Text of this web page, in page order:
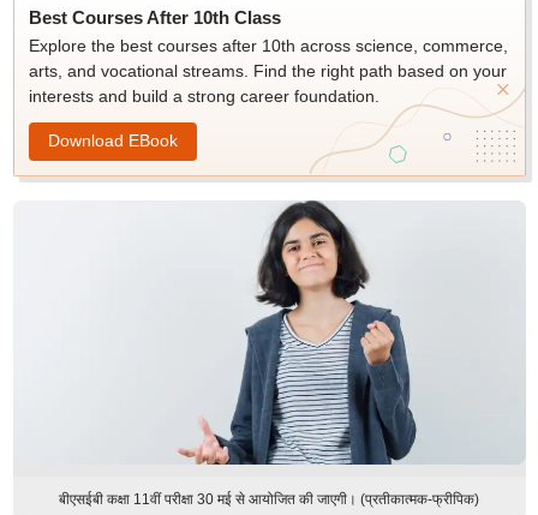
Best Courses After 10th Class
Explore the best courses after 10th across science, commerce,
arts, and vocational streams. Find the right path based on your
interests and build a strong career foundation.
Download EBook
बीएसईबी कक्षा 11वीं परीक्षा 30 मई से आयोजित की जाएगी। (प्रतीकात्मक-फ्रीपिक)